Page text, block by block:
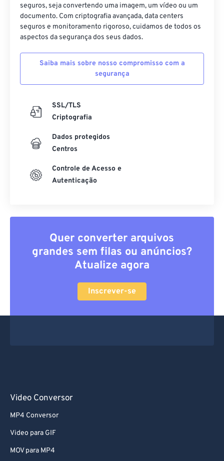
seguros, seja convertendo uma imagem, um vídeo ou um
documento. Com criptografia avançada, data centers
seguros e monitoramento rigoroso, cuidamos de todos os
aspectos da segurança dos seus dados.
Saiba mais sobre nosso compromisso com a
segurança
SSL/TLS
Criptografia
Dados protegidos
Centros
Controle de Acesso e
Autenticação
Quer converter arquivos
grandes sem filas ou anúncios?
Atualize agora
Inscrever-se
Video Conversor
MP4 Conversor
Video para GIF
MOV para MP4